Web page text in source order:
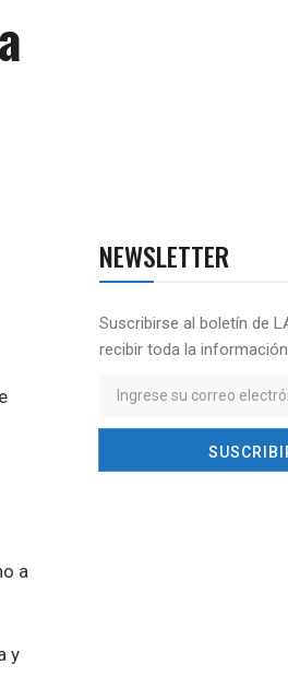
a
y
NEWSLETTER
Suscribirse al boletín de
recibir toda la